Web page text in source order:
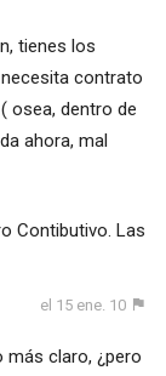
tienes los
contrato
osea, dentro de
ahora, mal
Contibutivo. Las
el 15 ene. 10
más claro, ¿pero